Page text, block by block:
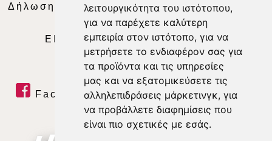
λειτουργικότητα του ιστότοπου,
για να παρέχετε καλύτερη
εμπειρία στον ιστότοπο, για να
μετρήσετε το ενδιαφέρον σας για
τα προϊόντα και τις υπηρεσίες
μας και να εξατομικεύσετε τις
αλληλεπιδράσεις μάρκετινγκ, για
να προβάλλετε διαφημίσεις που
είναι πιο σχετικές με εσάς.
Δήλωση συμμόρφωσης με τη σύσταση (ΕΕ)
2018/334|Ταυτότητα
ΕΝΗΜΕΡΩΣΗ |WEB TV| LIVE
Facebook| Twitter | Youtube
RSS Feed